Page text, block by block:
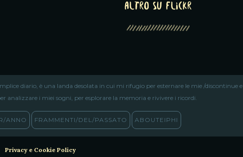
altro su Flickr
diario, è una landa desolata in cui mi rifugio per esternare le mie /discontinue e
analizzare i miei sogni, per esplorare la memoria e rivivere i ricordi.
ANNO FRAMMENTI/DEL/PASSATO ABOUTEIPHI
Privacy e Cookie Policy